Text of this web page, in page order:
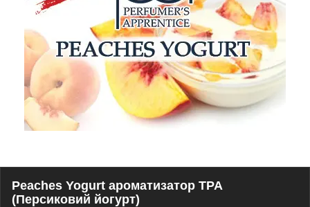
Peaches Yogurt ароматизатор TPA
(Персиковий йогурт)